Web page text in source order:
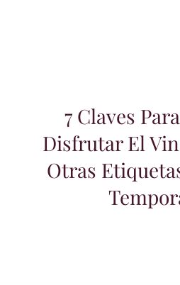
7 Claves
Disfrutar El
Otras